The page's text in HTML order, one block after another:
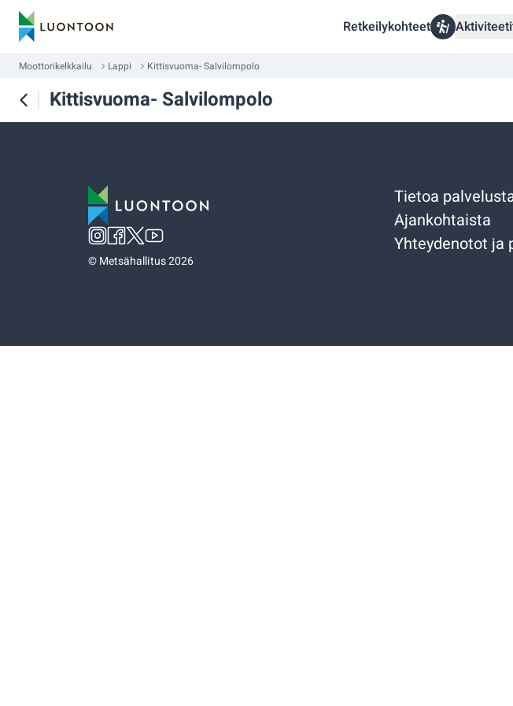
Retkeilykohteet
Moottorikelkkailu Lappi Kittisvuoma- Salvilompolo
Kittisvuoma- Salvilompolo
©Metsähallitus 2026
Tietoa
Ajankohtaista
Yhteydenotot ja